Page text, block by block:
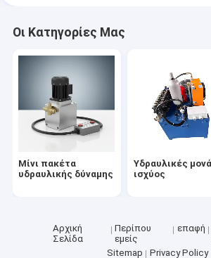
Οι Κατηγορίες Μας
Μίνι πακέτα
υδραυλικής δύναμης
Υδραυλικές
ισχύος
Αρχική
Σελίδα
Περίπου
εμείς
επαφή
Sitemap
Privacy Policy